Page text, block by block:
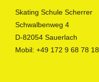
Skating Schule Scherrer
Schwalbenweg 4
D-82054 Sauerlach
Mobil: +49 172 9 68 78 18